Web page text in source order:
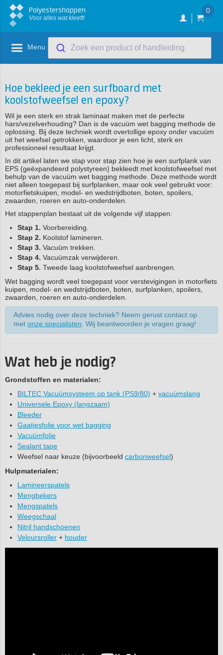
Polyestershoppen
Voor alles wat kleeft!
0
Menu Zoek een product of handleiding
Hoe bekleed je een surfboard met
koolstofweefsel en epoxy?
Wil je een sterk en strak laminaat maken met de perfecte
hars/vezelverhouding? Dan is de vacuüm wet bagging methode de
oplossing. Bij deze techniek wordt overtollige epoxy onder vacuüm
uit het weefsel getrokken, waardoor je een licht, sterk en
professioneel resultaat krijgt.
In dit artikel laten we stap voor stap zien hoe je een surfplank van
EPS (geëxpandeerd polystyreen) bekleedt met koolstofweefsel met
behulp van de vacuüm wet bagging methode. Deze methode wordt
niet alleen toegepast bij surfplanken, maar ook veel gebruikt voor:
motorfietskuipen, model- en wedstrijdboten, boten, spoilers,
zwaarden, roeren en auto-onderdelen.
Het stappenplan bestaat uit de volgende vijf stappen:
Stap 1. Voorbereiding.
Stap 2. Koolstof lamineren.
Stap 3. Vacuüm trekken.
Stap 4. Vacuümzak verwijderen.
Stap 5. Tweede laag koolstofweefsel aanbrengen.
Wet bagging wordt veel toegepast voor verstevigingen in motorfiets
kuipen, model- en wedstrijdboten, boten, surfplanken, spoilers,
zwaarden, roeren en auto-onderdelen.
Advies nodig over deze techniek? Neem gerust contact op
met onze specialisten . Wij beantwoorden je vragen graag!
Wat heb je nodig?
Grondstoffen en materialen:
BILTEC Vacuümsysteem op tank (PS9/80) + vacuümslang
Universele Epoxy (langzaam)
Bleeder
Gaatjesfolie voor wet bagging
Vacuümfolie
Sealant tape
Weefsel naar keuze (bijvoorbeeld carbonweefsel)
Hulpmaterialen:
Lamineerspatels
Mengbekers
Mengspatels
Weegschaal
Nitril handschoenen
Veloursroller + houder